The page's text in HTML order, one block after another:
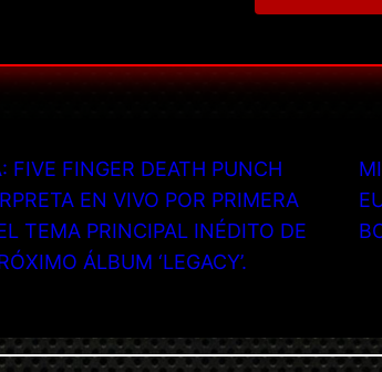
FIVE FINGER DEATH PUNCH
EN VIVO POR PRIMERA
TEMA PRINCIPAL INÉDITO DE
ÁLBUM ‘LEGACY’.